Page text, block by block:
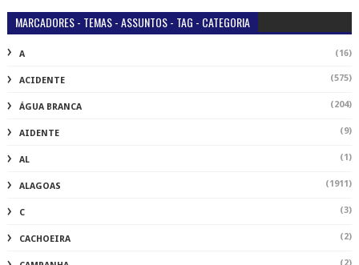
MARCADORES - TEMAS - ASSUNTOS - TAG - CATEGORIA
A (16)
ACIDENTE (575)
ÁGUA BRANCA (204)
AIDENTE (9)
AL (1)
ALAGOAS (1911)
C (3)
CACHOEIRA (2)